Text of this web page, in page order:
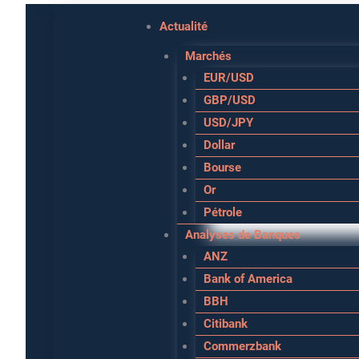
Actualité
Marchés
EUR/USD
GBP/USD
USD/JPY
Dollar
Bourse
Or
Pétrole
Analyses de Banques
ANZ
Bank of America
BBH
Citibank
Commerzbank